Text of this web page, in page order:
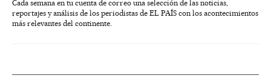
Cada semana en tu cuenta de correo una selección de las noticias,
reportajes y análisis de los periodistas de EL PAÍS con los acontecimientos
más relevantes del continente.